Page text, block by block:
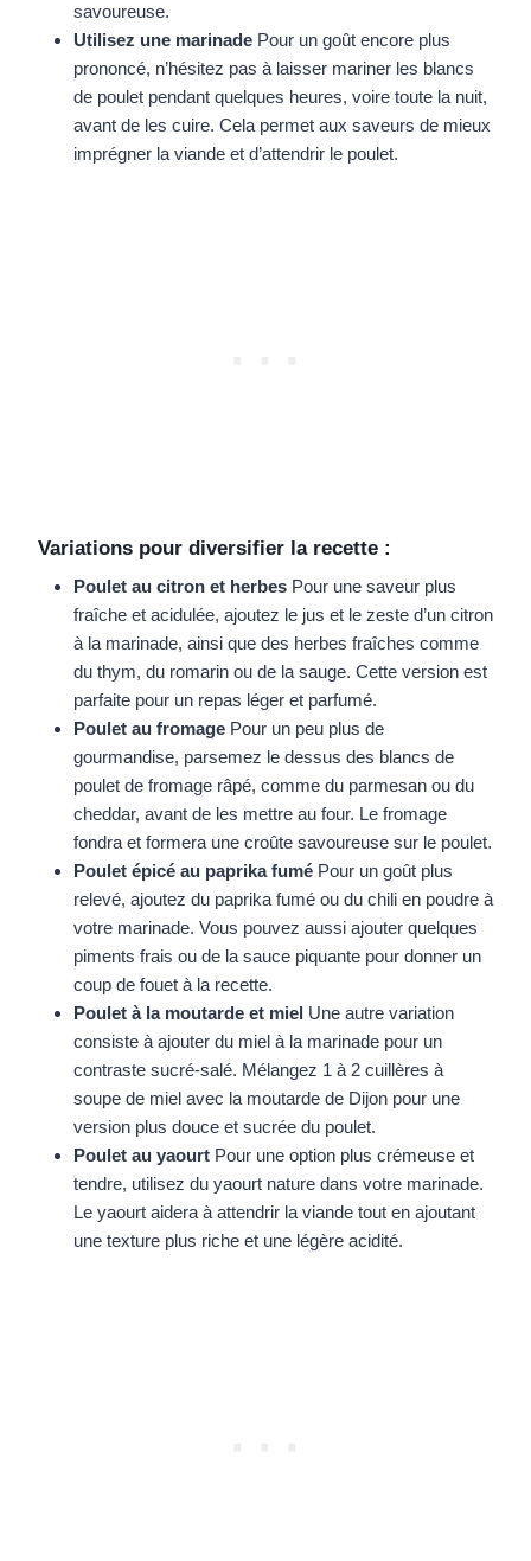
savoureuse.
Utilisez une marinade Pour un goût encore plus
prononcé, n’hésitez pas à laisser mariner les blancs
de poulet pendant quelques heures, voire toute la nuit,
avant de les cuire. Cela permet aux saveurs de mieux
imprégner la viande et d’attendrir le poulet.
Variations pour diversifier la recette :
Poulet au citron et herbes Pour une saveur plus
fraîche et acidulée, ajoutez le jus et le zeste d’un citron
à la marinade, ainsi que des herbes fraîches comme
du thym, du romarin ou de la sauge. Cette version est
parfaite pour un repas léger et parfumé.
Poulet au fromage Pour un peu plus de
gourmandise, parsemez le dessus des blancs de
poulet de fromage râpé, comme du parmesan ou du
cheddar, avant de les mettre au four. Le fromage
fondra et formera une croûte savoureuse sur le poulet.
Poulet épicé au paprika fumé Pour un goût plus
relevé, ajoutez du paprika fumé ou du chili en poudre à
votre marinade. Vous pouvez aussi ajouter quelques
piments frais ou de la sauce piquante pour donner un
coup de fouet à la recette.
Poulet à la moutarde et miel Une autre variation
consiste à ajouter du miel à la marinade pour un
contraste sucré-salé. Mélangez 1 à 2 cuillères à
soupe de miel avec la moutarde de Dijon pour une
version plus douce et sucrée du poulet.
Poulet au yaourt Pour une option plus crémeuse et
tendre, utilisez du yaourt nature dans votre marinade.
Le yaourt aidera à attendrir la viande tout en ajoutant
une texture plus riche et une légère acidité.